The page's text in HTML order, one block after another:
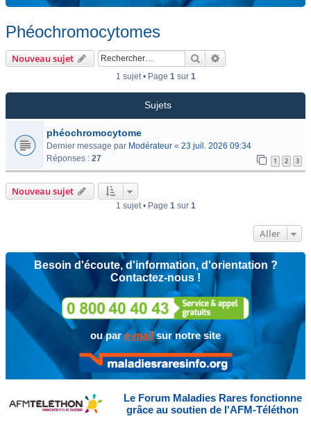
Phéochromocytomes
Nouveau sujet Rechercher
1 sujet • Page 1sur 1
Sujets
phéochromocytome
Dernier message par Modérateur « 23 juil. 2026 09:34
Réponses : 27 1 2 3
Nouveau sujet
1 sujet • Page 1sur 1
Aller
Besoin d'écoute, d'information, d'orientation ?
Contactez-nous !
ou pare-mailsur notre site
Le Forum Maladies Rares fonctionne
grâce au soutien de l'AFM-Téléthon